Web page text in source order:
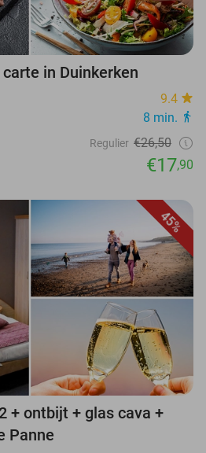
in Duinkerken
9.4
8 min.
Regulier €26,50
€17,90
45%
+ ontbijt + glas cava +
Panne